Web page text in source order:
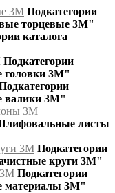
3М Подкатегории
торцевые 3М"
каталога
Подкатегории
головки 3М"
валики 3М"
3М
листы
3М Подкатегории
круги 3М"
3М Подкатегории
материалы 3М"